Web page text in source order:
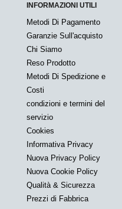
INFORMAZIONI UTILI
Metodi Di Pagamento
Garanzie Sull'acquisto
Chi Siamo
Reso Prodotto
Metodi Di Spedizione e
Costi
condizioni e termini del
servizio
Cookies
Informativa Privacy
Nuova Privacy Policy
Nuova Cookie Policy
Qualità & Sicurezza
Prezzi di Fabbrica